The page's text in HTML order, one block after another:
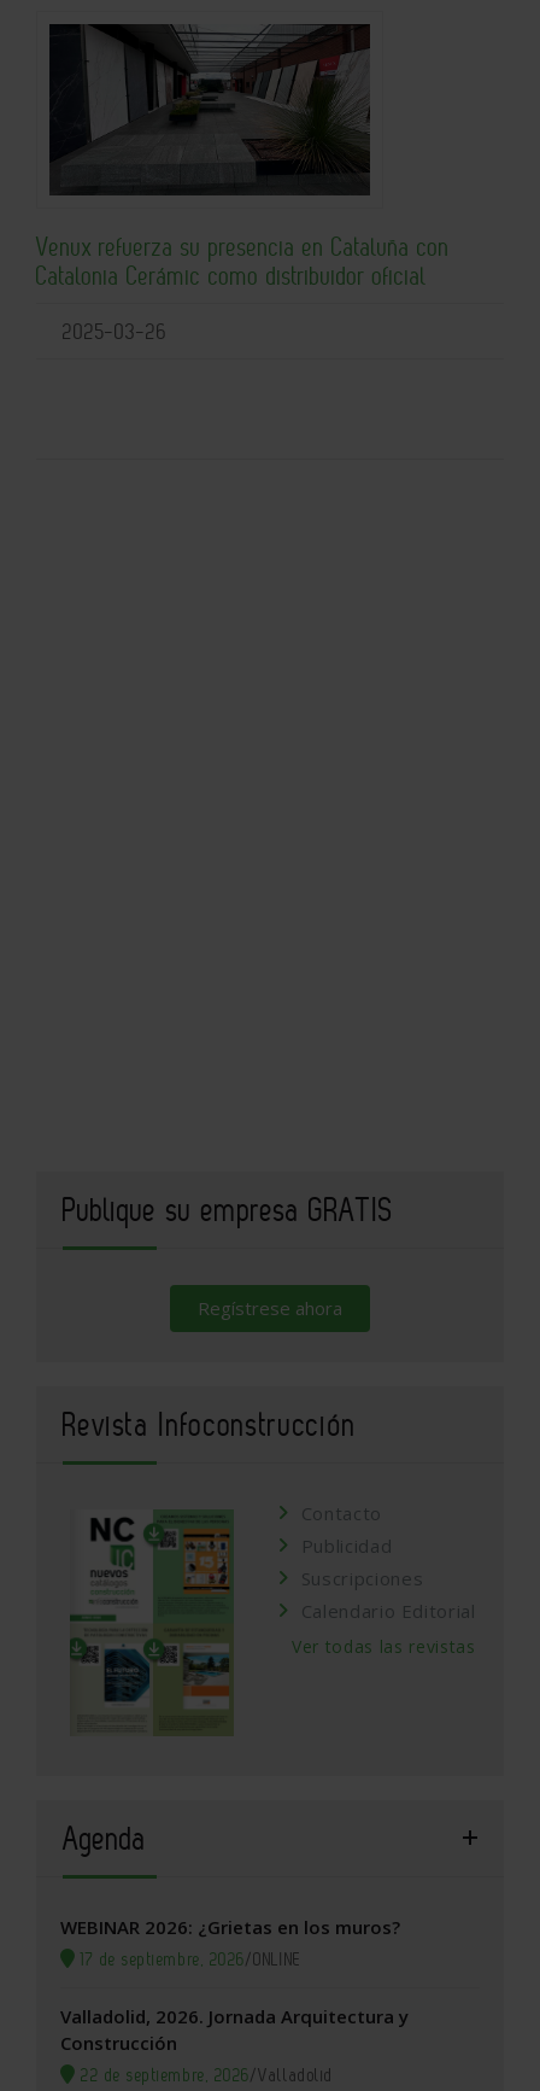
Venux refuerza su presencia en Cataluña con
Catalonia Cerámic como distribuidor oficial
2025-03-26
Publique su empresa GRATIS
Regístrese ahora
Revista Infoconstrucción
Contacto
Publicidad
Suscripciones
Calendario Editorial
Ver todas las revistas
Agenda
WEBINAR 2026: ¿Grietas en los muros?
17 de septiembre, 2026/ONLINE
Valladolid, 2026. Jornada Arquitectura y
Construcción
22 de septiembre, 2026/Valladolid